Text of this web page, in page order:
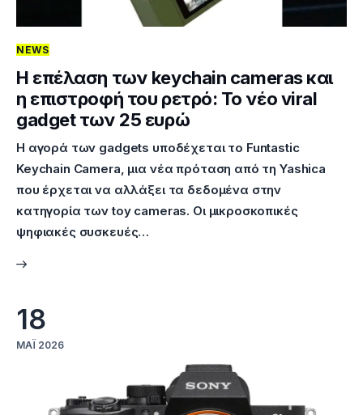
NEWS
Η επέλαση των keychain cameras και
η επιστροφή του ρετρό: Το νέο viral
gadget των 25 ευρώ
Η αγορά των gadgets υποδέχεται το Funtastic
Keychain Camera, μια νέα πρόταση από τη Yashica
που έρχεται να αλλάξει τα δεδομένα στην
κατηγορία των toy cameras. Οι μικροσκοπικές
ψηφιακές συσκευές…
18
ΜΆΙ 2026